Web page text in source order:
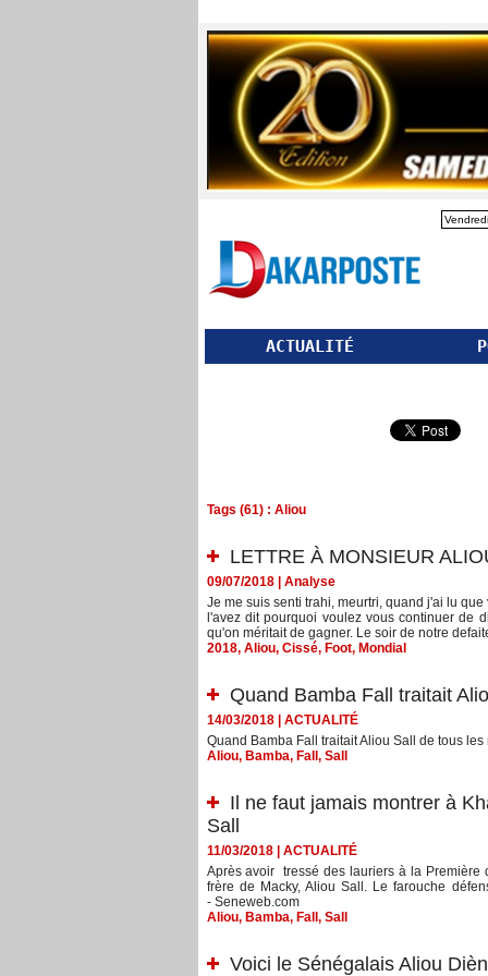
ACTUALITÉ
Tags (61) : Aliou
LETTRE À MONSIEUR
09/07/2018| Analyse
Je me suis senti trahi, meurtri, quand j'ai lu
l'avez dit pourquoi voulez vous continuer de
qu'on méritait de gagner. Le soir de notre
2018, Aliou, Cissé, Foot, Mondial
Quand Bamba Fall traitait
14/03/2018| ACTUALITÉ
Quand Bamba Fall traitait Aliou Sall de tous
Aliou, Bamba, Fall , Sall
Il ne faut jamais montrer à
Sall
11/03/2018| ACTUALITÉ
Après avoir tressé des lauriers à la Première
frère de Macky, Aliou Sall. Le farouche
- Seneweb.com
Aliou, Bamba, Fall , Sall
Voici le Sénégalais Aliou